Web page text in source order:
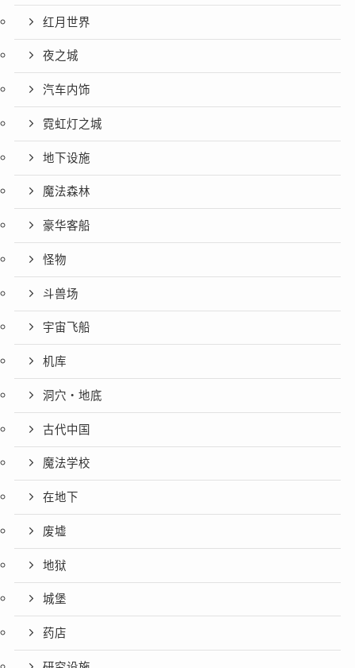
红月世界
夜之城
汽车内饰
霓虹灯之城
地下设施
魔法森林
豪华客船
怪物
斗兽场
宇宙飞船
机库
洞穴・地底
古代中国
魔法学校
在地下
废墟
地狱
城堡
药店